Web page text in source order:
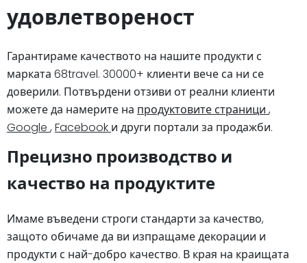
удовлетвореност
Гарантираме качеството на нашите продукти с
марката 68travel. 30000+ клиенти вече са ни се
доверили. Потвърдени отзиви от реални клиенти
можете да намерите на продуктовите страници ,
Google , Facebook и други портали за продажби.
Прецизно производство и
качество на продуктите
Имаме въведени строги стандарти за качество,
защото обичаме да ви изпращаме декорации и
продукти с най-добро качество. В края на краищата